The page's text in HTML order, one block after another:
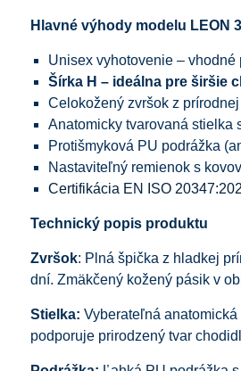
Hlavné výhody modelu LEON
Unisex vyhotovenie – vhodné
Šírka H – ideálna pre širšie
Celokožený zvršok z
Anatomicky tvarovaná stielka
Protišmyková PU podrážka
Nastaviteľný remienok s
Certifikácia EN ISO
Technický popis produktu
Zvršok: Plná špička z hladkej
dní. Zmäkčený kožený pásik v
Stielka: Vyberateľná
podporuje prirodzený tvar